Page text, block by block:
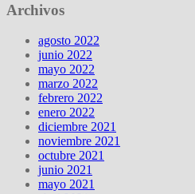
Archivos
agosto 2022
junio 2022
mayo 2022
marzo 2022
febrero 2022
enero 2022
diciembre 2021
noviembre 2021
octubre 2021
junio 2021
mayo 2021